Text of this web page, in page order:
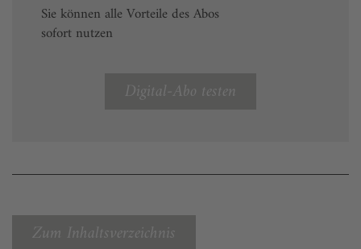
Sie können alle Vorteile des Abos
sofort nutzen
Digital-Abo testen
Zum Inhaltsverzeichnis